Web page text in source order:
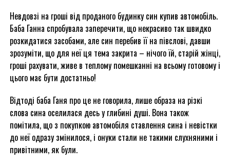
Невдовзі на гроші від проданого будинку син купив автомобіль.
Баба Ганна спробувала заперечити, що некрасиво так швидко
розкидатися засобами, але син перебив її на півслові, давши
зрозуміти, що для неї ця тема закрита – нічого їй, старій жінці,
гроші рахувати, живе в теплому помешканні на всьому готовому і
цього має бути достатньо!
Відтоді баба Ганя про це не говорила, лише образа на різкі
слова сина оселилася десь у глибині душі. Вона також
помітила, що з покупкою автомобіля ставлення сина і невістки
до неї одразу змінилося, і онуки стали не такими слухняними і
привітними, як були.